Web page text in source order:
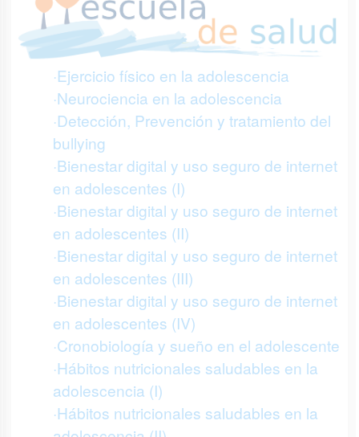
·Ejercicio físico en la adolescencia
·Neurociencia en la adolescencia
·Detección, Prevención y tratamiento del
bullying
·Bienestar digital y uso seguro de internet
en adolescentes (I)
·Bienestar digital y uso seguro de internet
en adolescentes (II)
·Bienestar digital y uso seguro de internet
en adolescentes (III)
·Bienestar digital y uso seguro de internet
en adolescentes (IV)
·Cronobiología y sueño en el adolescente
·Hábitos nutricionales saludables en la
adolescencia (I)
·Hábitos nutricionales saludables en la